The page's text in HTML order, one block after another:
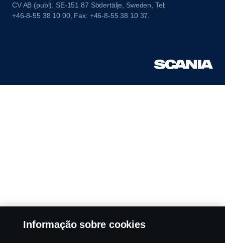
CV AB (publ), SE-151 87 Södertälje, Sweden, Tel:
+46-8-55 38 10 00, Fax: +46-8-55 38 10 37.
Informação sobre cookies